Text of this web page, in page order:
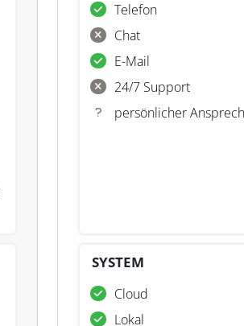
Telefon
Chat
E-Mail
24/7 Support
persönlicher
SYSTEM
Cloud
Lokal